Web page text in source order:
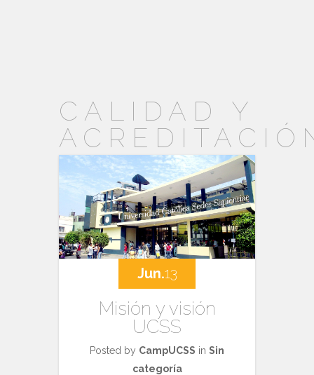
CALIDAD Y
Jun.13
Misión y visión
UCSS
Posted by CampUCSS in Sin
categoría